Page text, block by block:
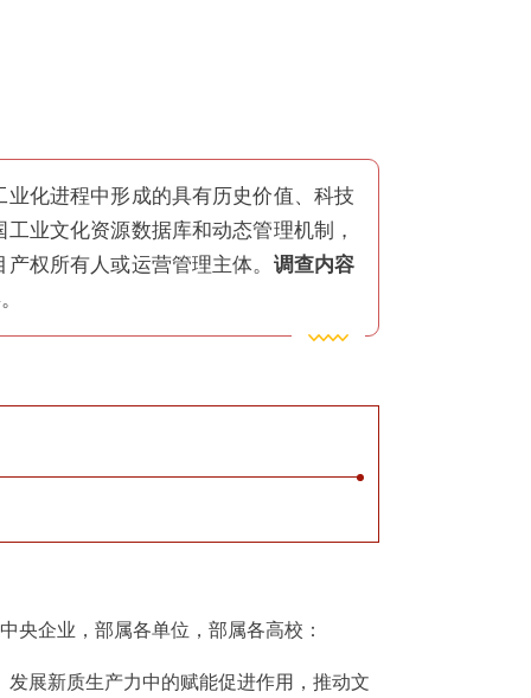
业化进程中形成的具有历史价值、科技
业文化资源数据库和动态管理机制，
权所有人或运营管理主体。 调查内容
央企业，部属各单位，部属各高校：
展新质生产力中的赋能促进作用，推动文